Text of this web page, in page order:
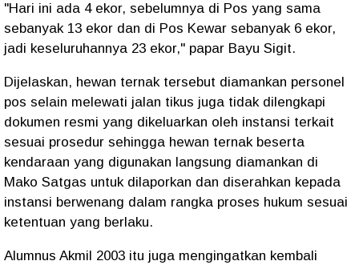
"Hari ini ada 4 ekor, sebelumnya di Pos yang sama
sebanyak 13 ekor dan di Pos Kewar sebanyak 6 ekor,
jadi keseluruhannya 23 ekor," papar Bayu Sigit.
Dijelaskan, hewan ternak tersebut diamankan personel
pos selain melewati jalan tikus juga tidak dilengkapi
dokumen resmi yang dikeluarkan oleh instansi terkait
sesuai prosedur sehingga hewan ternak beserta
kendaraan yang digunakan langsung diamankan di
Mako Satgas untuk dilaporkan dan diserahkan kepada
instansi berwenang dalam rangka proses hukum sesuai
ketentuan yang berlaku.
Alumnus Akmil 2003 itu juga mengingatkan kembali